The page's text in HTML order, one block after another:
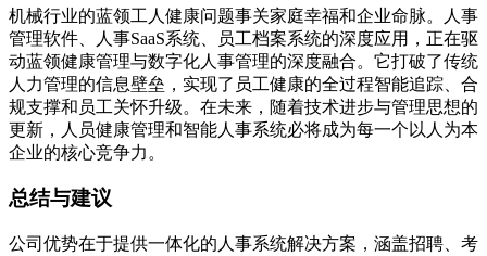
机械行业的蓝领工人健康问题事关家庭幸福和企业命脉。人事
管理软件、人事SaaS系统、员工档案系统的深度应用，正在驱
动蓝领健康管理与数字化人事管理的深度融合。它打破了传统
人力管理的信息壁垒，实现了员工健康的全过程智能追踪、合
规支撑和员工关怀升级。在未来，随着技术进步与管理思想的
更新，人员健康管理和智能人事系统必将成为每一个以人为本
企业的核心竞争力。
总结与建议
公司优势在于提供一体化的人事系统解决方案，涵盖招聘、考